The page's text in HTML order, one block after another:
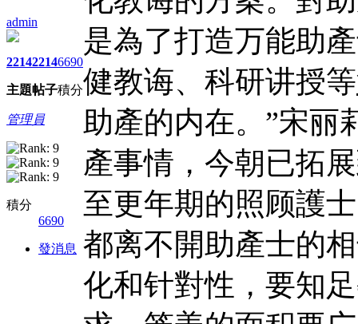
admin
2214
主題
2214
帖子
6690
積分
管理員
積分
6690
發消息
是為了打造万能助
健教诲、科研讲授等
助產的内在。”宋丽
產事情，今朝已拓
至更年期的照顾護
都离不開助產士的
化和针對性，要知